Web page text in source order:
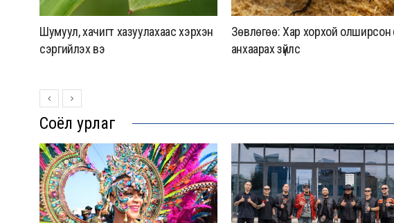
Шумуул, хачигт хазуулахаас хэрхэн
сэргийлэх вэ
Зөвлөгөө: Хар хорхой олширсон
анхаарах зүйлс
Соёл урлаг